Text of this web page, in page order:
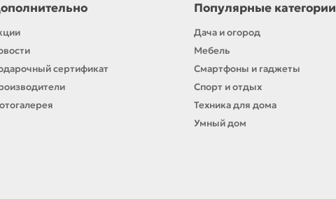
сертификат
Популярные категории
Дача и огород
Мебель
Смартфоны и гаджеты
Спорт и отдых
Техника для дома
Умный дом